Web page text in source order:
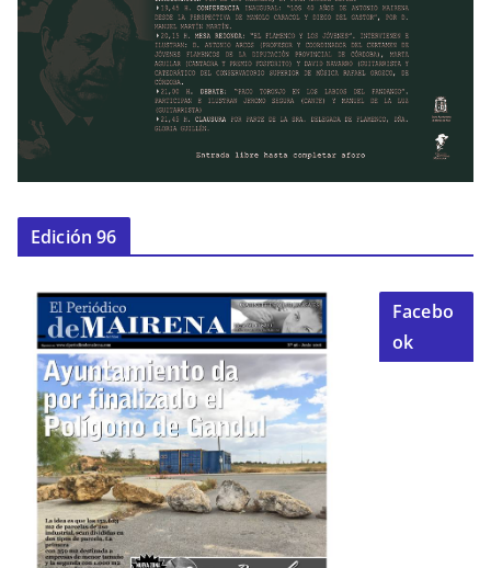
Edición 96
Facebo
ok